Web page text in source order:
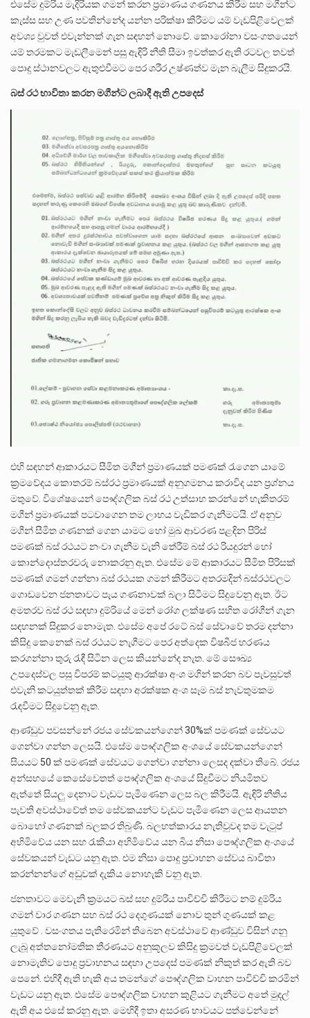
එසේම දුම්රිය මැදිරියක ගමන් කරන ප්‍රමාණය ගණනය කිරීම සහ මගීන්ට
කැස්ස සහ උණ පවතින්නේද යන්න පරික්ෂා කිරීමට යම් වැඩපිළිවෙලක්
අවශ්‍ය වුවත් එවැන්නක් ගැන සඳහන් නොවේ. කොරෝනා වසංගතයෙන්
යම් තරමකට මැඩලීමෙන් පසු ඇඳිරි නීති සීමා ඉවත්කර ඇති රටවල තවත්
පොදු ස්ථානවලට ඇතුළුවීමට පෙර ශරීර උෂ්ණත්ව මැන බැලීම සිදුකරයි.
බස් රථ භාවිතා කරන මගීන්ට ලබාදී ඇති උපදෙස්
එහි සඳහන් ආකාරයට සීමිත මගීන් ප්‍රමාණයක් පමණක් රැගෙන යාමේ
ක්‍රමවේදය කොතරම් බස්රථ ප්‍රමාණයක් අනුගමනය කරාවිද යන ප්‍රශ්නය
මතුවේ. විශේෂයෙන් පෞද්ගලික බස් රථ උත්සාහ කරන්නේ හැකිතරම්
මගීන් ප්‍රමාණයක් පටවාගෙන තම ලාභය වැඩිකර ගැනීමටයි. ඒ අනුව
මගීන් සීමිත ගණනක් ගෙන යාමට හෝ මුඛ ආවරණ පළඳින පිරිස්
පමණක් බස් රථයට නංවා ගැනීම වැනි තේරීම් බස් රථ රියදුරන් හෝ
කොන්දොස්තරවරු නොකරනු ඇත. එසේම මේ ආකාරයට සීමිත පිරිසක්
පමණක් ගමන් ගන්නා බස් රථයක ගමන් කිරීමට අතරමදින් බස්රථවලට
ගොඩවෙන ජනතාවට පැය ගණනාවක් බලා සිටීමට සිදුවෙනු ඇත. ඊට
අමතරව බස් රථ සඳහා දුම්රියේ මෙන් රෝග ලක්ෂණ සහිත රෝගීන් ගැන
සඳහනක් සිදුකර නොමැත. එසේම අපේ රටේ බස් සේවාවේ තරම දන්නා
කිසිදු කෙනෙක් බස් රථයට නැගීමට පෙර අත්දෙක විෂබීජ හරණය
කරගන්නා තුරු රැඳී සිටින ලෙස කියන්නේද නැත. මේ සෞඛ්‍ය
උපදෙස්වල පසු විපරම් කටයුතු ආරක්ෂා අංශ මගින් කරන බව පැවසුවත්
එවැනි කටයුත්තක් කිරීම සඳහා අරක්ෂක අංශ සෑම බස් නැවතුමකම
රැඳවීමට සිදුවෙනු ඇත.
ආණ්ඩුව පවසන්නේ රජය සේවකයන්ගෙන් 30%ක් පමණක් සේවයට
ගෙන්වා ගන්න ලෙසයි. එසේම පෞද්ගලික අංශයේ සේවකයන්ගෙන්
සියයට 50 ක් පමණක් සේවයට ගෙන්වා ගන්නා ලෙසද දක්වා තිබේ. රජය
අන්සහයේ කෙසේවෙතත් පෞද්ගලික අංශයේ සිදුවීමට නියමිතව
ඇත්තේ සියලු දෙනාට වැඩට පැමිණෙන ලෙස බල කිරීමයි. ඇඳිරි නීතිය
පැවති අවස්ථාවේත් තම සේවකයන්ට වැඩට පැමිණෙන ලෙස ආයතන
බොහෝ ගණනක් බලකර තිබුණි. බලහත්කාරය නැතිවුවද තම වැටුප්
අහිමිවේය යන සහ රැකියා අහිමිවේය යන බිය නිසා පෞද්ගලික අංශයේ
සේවකයන් වැඩට යනු ඇත. එම නිසා පොදු ප්‍රවාහන සේවය බාවිතා
කරන්නන්ගේ අඩුවක් දැකිය නොහැකි වනු ඇත.
ජනතාවට මෙවැනි ක්‍රමයට බස් සහ දුම්රිය පාවිච්චි කිරීමට නම් දුම්රිය
ගමන් වාර ගණන සහ බස් රථ දෙගුණයක් නොව තුන් ගුණයක් කළ
යුතුවේ . වසංගතය පැතිරෙමින් තිබෙන අවස්ථාවේ ආණ්ඩුව විසින් ගනු
ලැබූ අත්තනෝමතික තීරණයට අනුකූලව කිසිදු ක්‍රමවත් වැඩපිළිවෙලක්
නොමැතිව පොදු ප්‍රවාහනය සඳහා උපදෙස් පමණක් නිකුත් කර ඇති බව
පෙනේ. එහිදී ඇති හැකි අය තමන්ගේ පෞද්ගලික වාහන පාවිච්චි කරමින්
වැඩට යනු ඇත. එසේම පෞද්ගලික වාහන කුළියට ගැනීමට අතේ මුදල්
ඇති අය එසේ කරනු ඇත. මෙහිදී ඉතා අසරණ භාවයට පත්වෙන්නේ